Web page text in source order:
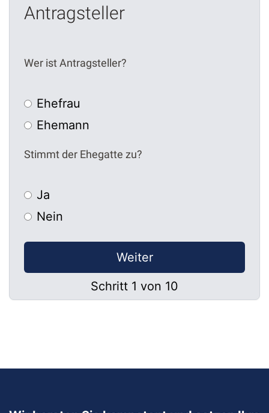
Antragsteller
Wer ist Antragsteller?
Ehefrau
Ehemann
Stimmt der Ehegatte zu?
Ja
Nein
Weiter
Schritt 1 von 10